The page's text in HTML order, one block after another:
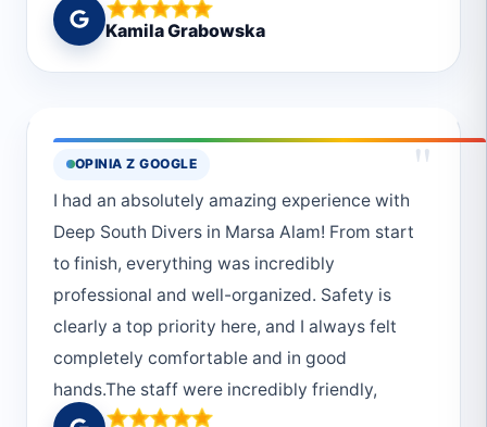
wszystkie wątpliwości. Zresztą - ogólnie
Monia jest przecudowna, zaraża entuzjazmem
i od razu widać, że ma naprawdę ogromną
całego serca! ❤️
Kamila Grabowska
OPINIA Z GOOGLE "
I had an absolutely amazing experience with
Deep South Divers in Marsa Alam! From start
to finish, everything was incredibly
professional and well-organized. Safety is
clearly a top priority here, and I always felt
completely comfortable and in good
hands.The staff were incredibly friendly,
welcoming, and knowledgeable — they truly